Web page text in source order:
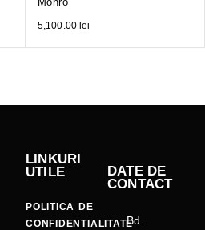
5,100.00 lei
LINKURI
UTILE
POLITICA DE
CONFIDENTIALITATE
DATE DE
CONTACT
Bd.